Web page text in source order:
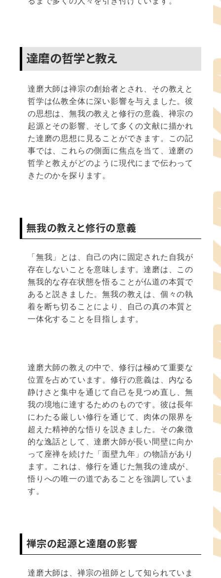
達磨の哲学と教え
達磨大師は禅宗の創始者とされ、その教えと
哲学は仏教全体に深い影響を与えました。彼
の思想は、無我の教えと修行の意義、禅宗の
起源とその影響、そして多くの文献に描かれ
た達磨の思想に見ることができます。この記
事では、これらの側面に焦点を当て、達磨の
哲学と教えがどのように現代にまで伝わって
きたのかを探ります。
無我の教えと修行の意義
「無我」とは、自己の内に固定された自我が
存在しないことを意味します。達磨は、この
無我的な存在状態を悟ることが仏道の本質で
あると説きました。無我の教えは、個々の執
着を断ち切ることにより、自己の真の本質と
一体化することを目指します。
達磨大師の教えの中で、修行は極めて重要な
位置を占めています。修行の意義は、内なる
静けさと集中を通じて自己を見つめ直し、無
我の境地に達するためのものです。彼は長年
にわたる厳しい修行を通じて、肉体の限界を
超えた精神的な悟りを説きました。その象徴
的な逸話として、達磨大師が長い間壁に向か
って座禅を続けた「面壁九年」の物語があり
ます。これは、修行を通じた無我の達成が、
悟りへの唯一の道であることを強調していま
す。
禅宗の起源と達磨の影響
達磨大師は、禅宗の祖師として知られていま